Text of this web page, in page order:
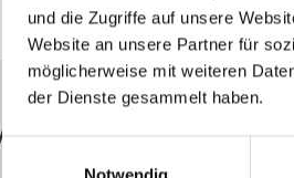
und die Zugriffe auf unsere
Website an unsere Partner für
möglicherweise mit weiteren
der Dienste gesammelt haben.
in